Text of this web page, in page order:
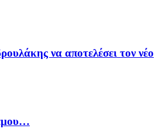
να αποτελέσει τον νέο